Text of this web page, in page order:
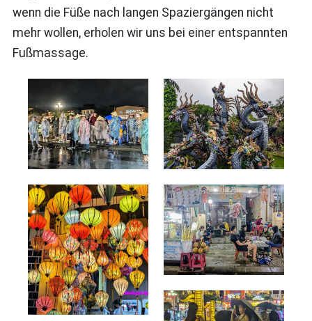
wenn die Füße nach langen Spaziergängen nicht
mehr wollen, erholen wir uns bei einer entspannten
Fußmassage.